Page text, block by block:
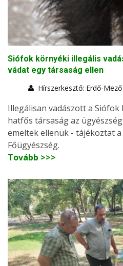
Siófok környéki illegális
vádat egy társaság ellen
Hírszerkesztő: Erdő-
Illegálisan vadászott a
hatfős társaság az
emeltek ellenük - tájékoztat
Főügyészség.
Tovább >>>